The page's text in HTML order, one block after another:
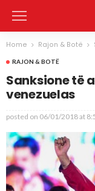
Home Rajon & Botë
RAJON & BOTË
Sanksione të
venezuelas
posted on 06/01/2018 at